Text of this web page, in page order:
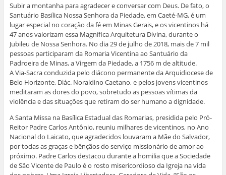
Subir a montanha para agradecer e conversar com Deus. De fato, o
Santuário Basílica Nossa Senhora da Piedade, em Caeté-MG, é um
lugar especial no coração da fé em Minas Gerais, e os vicentinos há
47 anos valorizam essa Magnífica Arquitetura Divina, durante o
Jubileu de Nossa Senhora. No dia 29 de julho de 2018, mais de 7 mil
pessoas participaram da Romaria Vicentina ao Santuário da
Padroeira de Minas, a Virgem da Piedade, a 1756 m de altitude.
A Via-Sacra conduzida pelo diácono permanente da Arquidiocese de
Belo Horizonte, Diác. Noraldino Caetano, e pelos jovens vicentinos
meditaram as dores do povo, sobretudo as pessoas vítimas da
violência e das situações que retiram do ser humano a dignidade.
A Santa Missa na Basílica Estadual das Romarias, presidida pelo Pró-
Reitor Padre Carlos Antônio, reuniu milhares de vicentinos, no Ano
Nacional do Laicato, que agradecidos louvaram a Mãe do Salvador,
por todas as graças e bênçãos do serviço missionário de amor ao
próximo. Padre Carlos destacou durante a homilia que a Sociedade
de São Vicente de Paulo é o rosto misericordioso da Igreja na vida